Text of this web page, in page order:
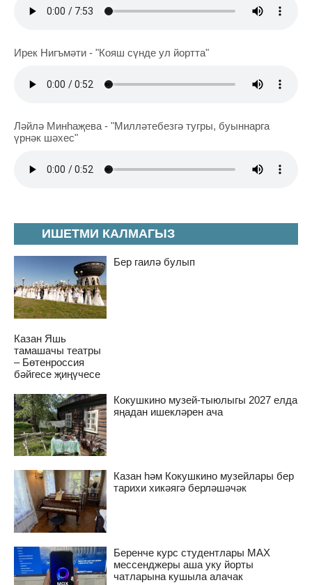
ИШЕТМИ КАЛМАГЫЗ
Бер гаилә булып
Казан Яшь
тамашачы театры
– Бөтенроссия
бәйгесе җиңүчесе
Кокушкино музей-тыюлыгы 2027 елда
яңадан ишекләрен ача
Казан һәм Кокушкино музейлары бер
тарихи хикәягә берләшәчәк
Беренче курс студентлары MAX
мессенджеры аша уку йорты
чатларына кушыла алачак
Ирек Нигъмәти - "Кояш сүнде ул йортта"
Ләйлә Минһаҗева - "Милләтебезгә тугры, буыннарга
үрнәк шәхес"